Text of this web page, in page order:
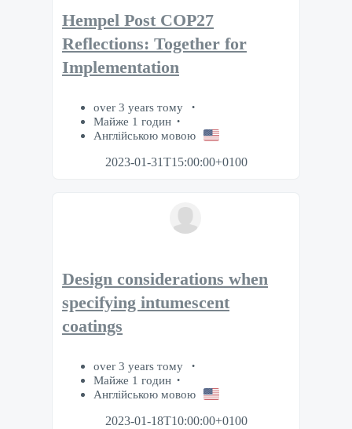
Hempel Post COP27
Reflections: Together for
Implementation
over 3 years тому
Майже 1 годин
Англійською мовою
2023-01-31T15:00:00+0100
Design considerations when
specifying intumescent
coatings
over 3 years тому
Майже 1 годин
Англійською мовою
2023-01-18T10:00:00+0100